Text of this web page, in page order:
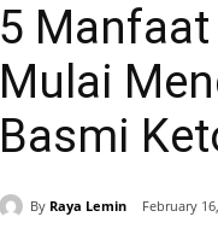
5
Mulai
Basmi
By Raya Lemin February